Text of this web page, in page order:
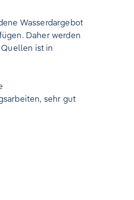
Wasserdargebot
Daher werden
ist in
sehr gut